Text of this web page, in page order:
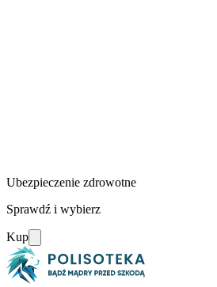
Ubezpieczenie zdrowotne
Sprawdź i wybierz
Kup